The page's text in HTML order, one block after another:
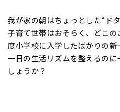
我が家の朝はちょっとした“ド
子育て世帯はおそらく、どこ
度小学校に入学したばかりの新
一日の生活リズムを整えるの
しょうか？